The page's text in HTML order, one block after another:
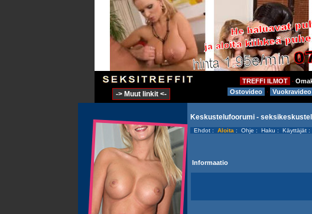
TREFFI ILMOT ⋅
Ostovideo
⋅ Vuokravideo
-> Muut linkit <-
Keskustelufoorumi -
Ehdot : Aloita : Ohje : Haku : Käyttäjät :
Informaatio